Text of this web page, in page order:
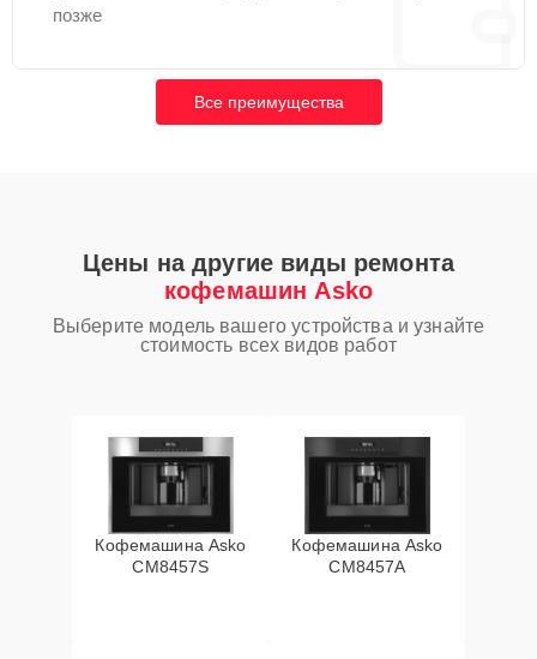
позже
Все преимущества
Цены на другие виды ремонта
кофемашин Asko
Выберите модель вашего устройства и узнайте
стоимость всех видов работ
Кофемашина Asko
CM8457S
Кофемашина Asko
CM8457A